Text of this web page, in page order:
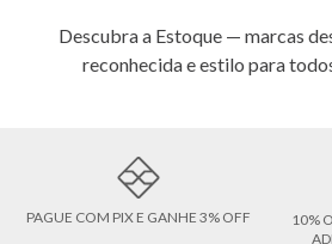
Descubra a Estoque — marcas
reconhecida e estilo para
PAGUE COM PIX E GANHE 3% OFF
10%